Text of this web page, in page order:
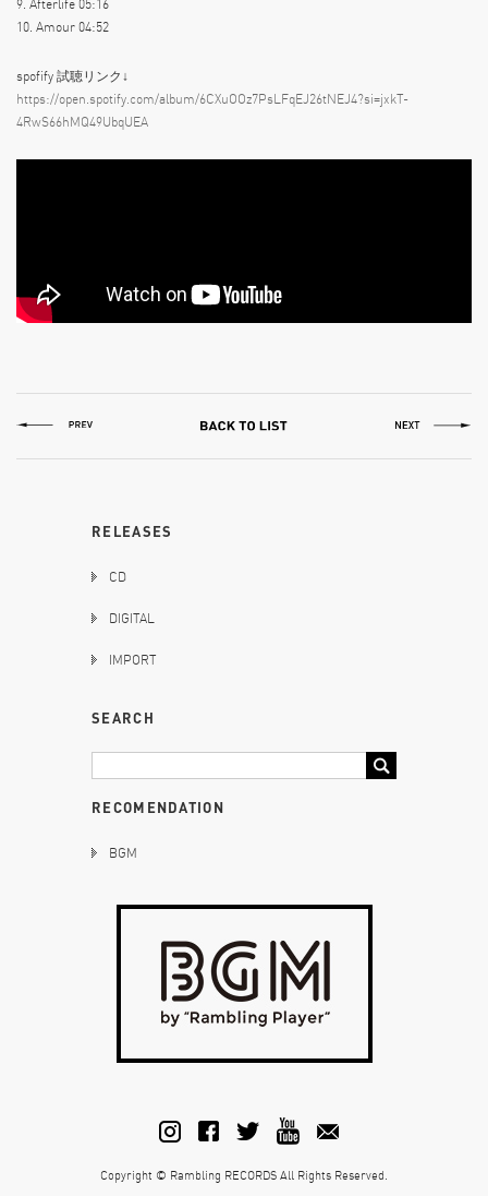
9. Afterlife 05:16
10. Amour 04:52
spofify 試聴リンク↓
https://open.spotify.com/album/6CXuOOz7PsLFqEJ26tNEJ4?si=jxkT-
4RwS66hMQ49UbqUEA
RELEASES
CD
DIGITAL
IMPORT
SEARCH
RECOMENDATION
BGM
Copyright © Rambling RECORDS All Rights Reserved.